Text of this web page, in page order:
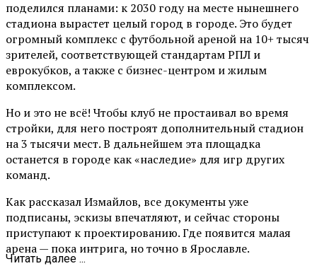
поделился планами: к 2030 году на месте нынешнего
стадиона вырастет целый город в городе. Это будет
огромный комплекс с футбольной ареной на 10+ тысяч
зрителей, соответствующей стандартам РПЛ и
еврокубков, а также с бизнес-центром и жилым
комплексом.
Но и это не всё! Чтобы клуб не простаивал во время
стройки, для него построят дополнительный стадион
на 3 тысячи мест. В дальнейшем эта площадка
останется в городе как «наследие» для игр других
команд.
Как рассказал Измайлов, все документы уже
подписаны, эскизы впечатляют, и сейчас стороны
приступают к проектированию. Где появится малая
арена — пока интрига, но точно в Ярославле.
Читать далее ...